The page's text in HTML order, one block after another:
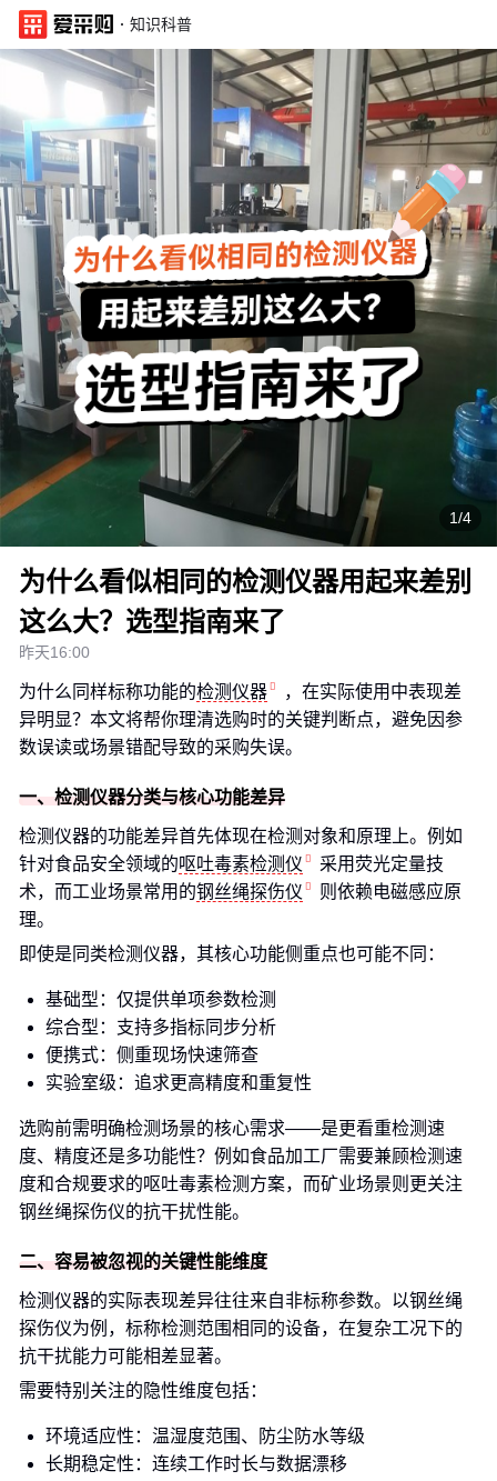
· 知识科普
1/4
为什么看似相同的检测仪器用起来差别
这么大？选型指南来了
昨天16:00
为什么同样标称功能的检测仪器
，在实际使用中表现差
异明显？本文将帮你理清选购时的关键判断点，避免因参
数误读或场景错配导致的采购失误。
一、检测仪器分类与核心功能差异
检测仪器的功能差异首先体现在检测对象和原理上。例如
针对食品安全领域的呕吐毒素检测仪
采用荧光定量技
术，而工业场景常用的钢丝绳探伤仪
则依赖电磁感应原
理。
即使是同类检测仪器，其核心功能侧重点也可能不同：
基础型：仅提供单项参数检测
综合型：支持多指标同步分析
便携式：侧重现场快速筛查
实验室级：追求更高精度和重复性
选购前需明确检测场景的核心需求——是更看重检测速
度、精度还是多功能性？例如食品加工厂需要兼顾检测速
度和合规要求的呕吐毒素检测方案，而矿业场景则更关注
钢丝绳探伤仪的抗干扰性能。
二、容易被忽视的关键性能维度
检测仪器的实际表现差异往往来自非标称参数。以钢丝绳
探伤仪为例，标称检测范围相同的设备，在复杂工况下的
抗干扰能力可能相差显著。
需要特别关注的隐性维度包括：
环境适应性：温湿度范围、防尘防水等级
长期稳定性：连续工作时长与数据漂移